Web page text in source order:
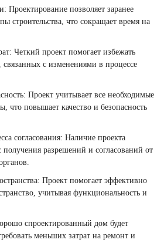
Проектирование позволяет заранее
строительства, что сокращает время на
Четкий проект помогает избежать
с изменениями в процессе
Проект учитывает все необходимые
что повышает качество и безопасность
согласования: Наличие проекта
получения разрешений и согласований от
Проект помогает эффективно
учитывая функциональность и
спроектированный дом будет
меньших затрат на ремонт и